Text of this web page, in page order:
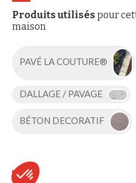
Produits utilisés pour
maison
PAVÉ LA COUTURE®
DALLAGE / PAVAGE
BÉTON DECORATIF